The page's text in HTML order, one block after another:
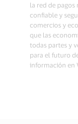
la red de pagos
confiable y
comercios y
que las
todas partes y
para el futuro
información en